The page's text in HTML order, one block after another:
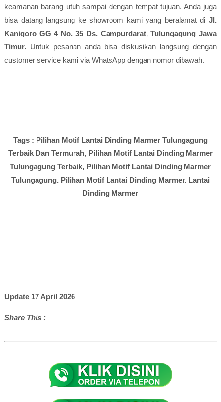
keamanan barang utuh sampai dengan tempat tujuan. Anda juga
bisa datang langsung ke showroom kami yang beralamat diJl.
Kanigoro GG 4 No. 35 Ds. Campurdarat, Tulungagung Jawa
Timur. Untuk pesanan anda bisa diskusikan langsung dengan
customer service kami via WhatsApp dengan nomor dibawah.
Tags : Pilihan Motif Lantai Dinding Marmer Tulungagung
Terbaik Dan Termurah, Pilihan Motif Lantai Dinding Marmer
Tulungagung Terbaik, Pilihan Motif Lantai Dinding Marmer
Tulungagung, Pilihan Motif Lantai Dinding Marmer, Lantai
Dinding Marmer
Update 17 April 2026
Share This :